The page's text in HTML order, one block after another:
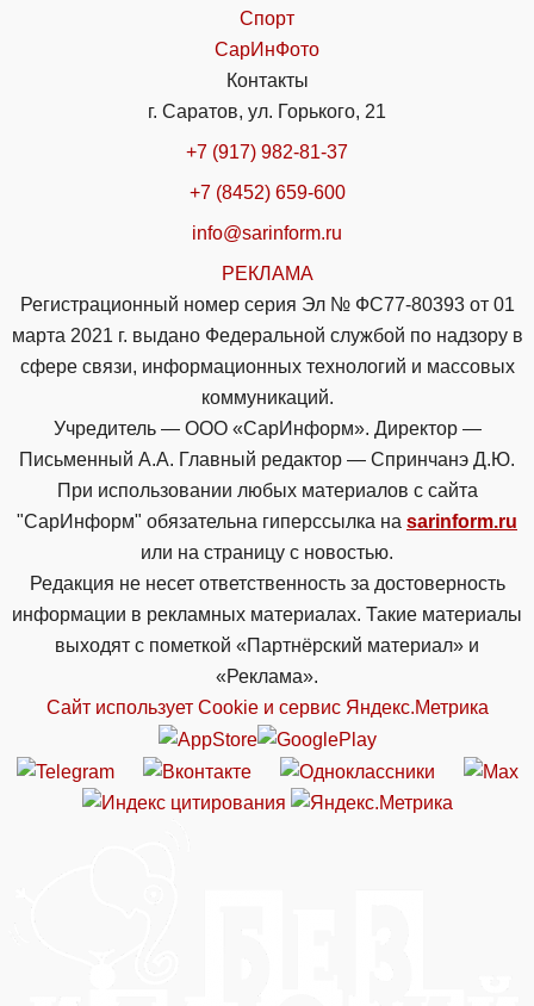
Спорт
СарИнФото
Контакты
г. Саратов, ул. Горького, 21
+7 (917) 982-81-37
+7 (8452) 659-600
info@sarinform.ru
РЕКЛАМА
Регистрационный номер серия Эл № ФС77-80393 от 01
марта 2021 г. выдано Федеральной службой по надзору в
сфере связи, информационных технологий и массовых
коммуникаций.
Учредитель — ООО «СарИнформ». Директор —
Письменный А.А. Главный редактор — Спринчанэ Д.Ю.
При использовании любых материалов с сайта
"СарИнформ" обязательна гиперссылка на sarinform.ru
или на страницу с новостью.
Редакция не несет ответственность за достоверность
информации в рекламных материалах. Такие материалы
выходят с пометкой «Партнёрский материал» и
«Реклама».
Сайт использует Cookie и сервиc Яндекс.Метрика